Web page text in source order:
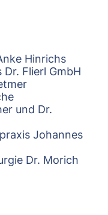
Hinrichs
Flierl GmbH
und Dr.
Johannes
Dr. Morich